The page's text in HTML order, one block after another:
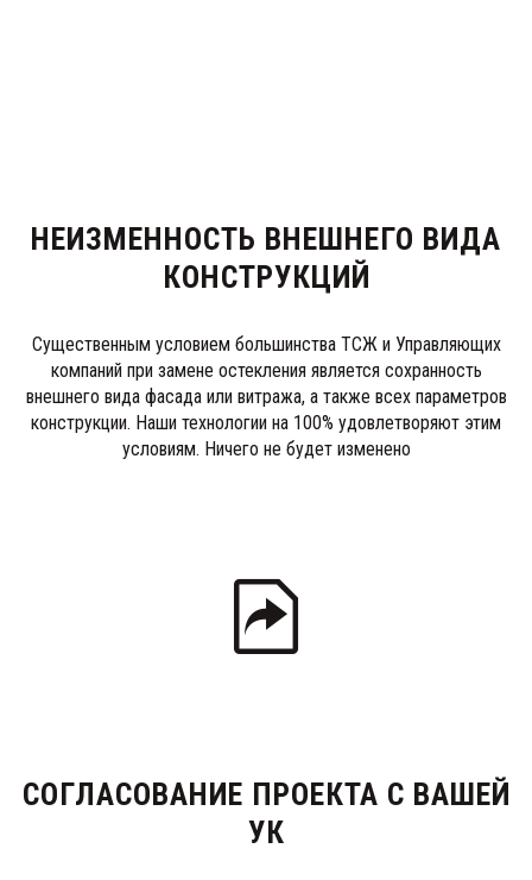
НЕИЗМЕННОСТЬ ВНЕШНЕГО ВИДА
КОНСТРУКЦИЙ
Существенным условием большинства ТСЖ и Управляющих
компаний при замене остекления является сохранность
внешнего вида фасада или витража, а также всех параметров
конструкции. Наши технологии на 100% удовлетворяют этим
условиям. Ничего не будет изменено
СОГЛАСОВАНИЕ ПРОЕКТА С ВАШЕЙ
УК